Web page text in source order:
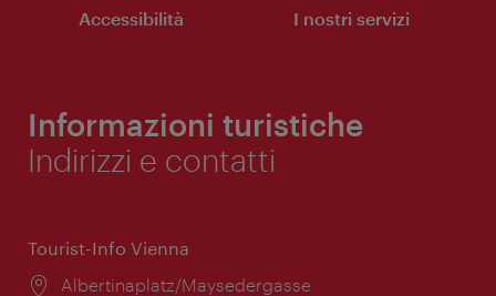
Accessibilità I nostri servizi
Informazioni turistiche
Indirizzi e contatti
Tourist-Info Vienna
Posizione:
Albertinaplatz/Maysedergasse